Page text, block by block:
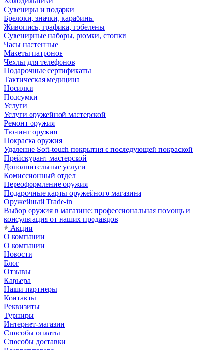
Сувениры и подарки
Брелоки, значки, карабины
Живопись, графика, гобелены
Сувенирные наборы, рюмки, стопки
Часы настенные
Макеты патронов
Чехлы для телефонов
Подарочные сертификаты
Тактическая медицина
Носилки
Подсумки
Услуги
Услуги оружейной мастерской
Ремонт оружия
Тюнинг оружия
Покраска оружия
Удаление Soft-touch покрытия с последующей покраской
Прейскурант мастерской
Дополнительные услуги
Комиссионный отдел
Переоформление оружия
Подарочные карты оружейного магазина
Оружейный Trade-in
Выбор оружия в магазине: профессиональная помощь и
консультация от наших продавцов
Акции
О компании
О компании
Новости
Блог
Отзывы
Карьера
Наши партнеры
Контакты
Реквизиты
Турниры
Интернет-магазин
Способы оплаты
Способы доставки